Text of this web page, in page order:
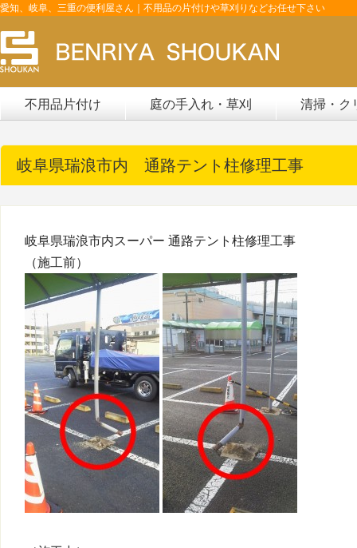
愛知、岐阜、三重の便利屋さん｜不用品の片付けや草刈りなどお任せ下さい
不用品片付け 庭の手入れ・草刈 清掃・ク
岐阜県瑞浪市内 通路テント柱修理工事
岐阜県瑞浪市内スーパー 通路テント柱修理工事